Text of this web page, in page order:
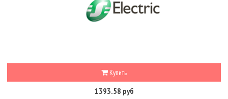
Купить
1393.58 руб